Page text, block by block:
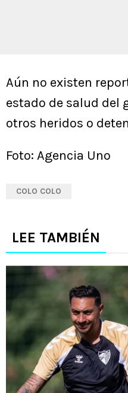
Aún no existen
estado de salud del
otros heridos o
Foto: Agencia Uno
COLO COLO
LEE TAMBIÉN